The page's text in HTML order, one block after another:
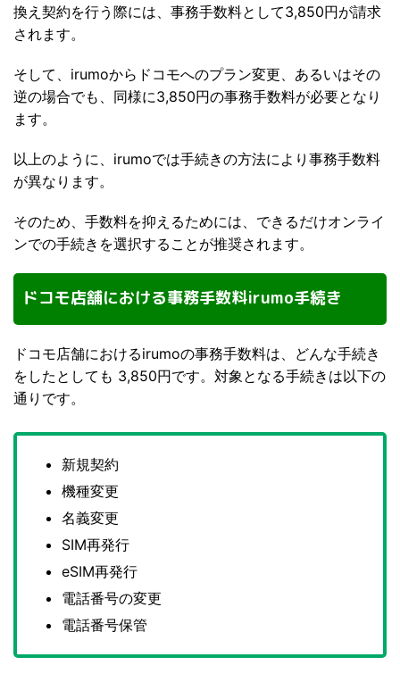
換え契約を行う際には、事務手数料として3,850円が請求
されます。
そして、irumoからドコモへのプラン変更、あるいはその
逆の場合でも、同様に3,850円の事務手数料が必要となり
ます。
以上のように、irumoでは手続きの方法により事務手数料
が異なります。
そのため、手数料を抑えるためには、できるだけオンライ
ンでの手続きを選択することが推奨されます。
ドコモ店舗における事務手数料irumo手続き
ドコモ店舗におけるirumoの事務手数料は、どんな手続き
をしたとしても 3,850円です。対象となる手続きは以下の
通りです。
新規契約
機種変更
名義変更
SIM再発行
eSIM再発行
電話番号の変更
電話番号保管